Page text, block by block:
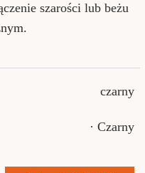
szarości lub beżu
czarny
· Czarny